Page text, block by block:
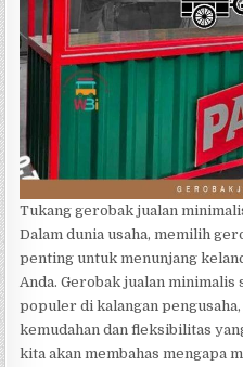
Tukang gerobak jualan
Dalam dunia usaha, memilih
penting untuk menunjang
Anda. Gerobak jualan
populer di kalangan
kemudahan dan fleksibilitas
kita akan membahas mengapa